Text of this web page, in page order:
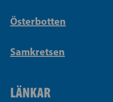
Österbotten
Samkretsen
LÄNKAR